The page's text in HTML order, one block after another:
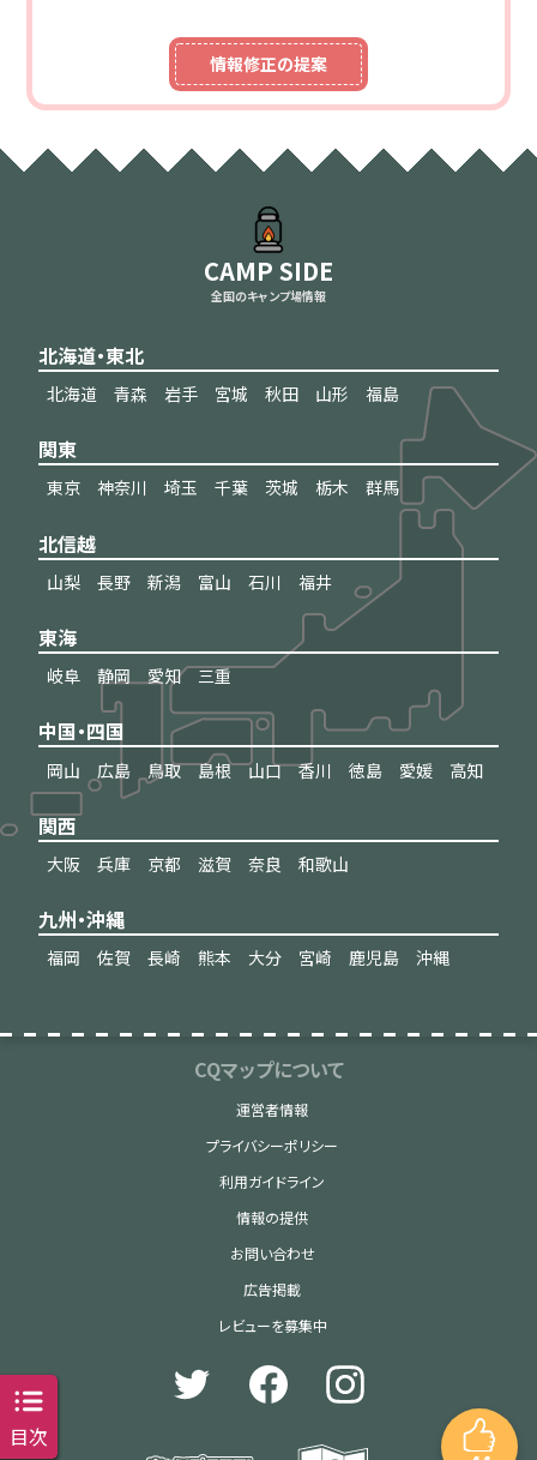
情報修正の提案
CAMP SIDE
全国のキャンプ場情報
北海道・東北
北海道 青森 岩手 宮城 秋田 山形 福島
関東
東京 神奈川 埼玉 千葉 茨城 栃木 群馬
北信越
山梨 長野 新潟 富山 石川 福井
東海
岐阜 静岡 愛知 三重
中国・四国
岡山 広島 鳥取 島根 山口 香川 徳島 愛媛 高知
関西
大阪 兵庫 京都 滋賀 奈良 和歌山
九州・沖縄
福岡 佐賀 長崎 熊本 大分 宮崎 鹿児島 沖縄
CQマップについて
運営者情報
プライバシーポリシー
利用ガイドライン
情報の提供
お問い合わせ
広告掲載
レビューを募集中
目次